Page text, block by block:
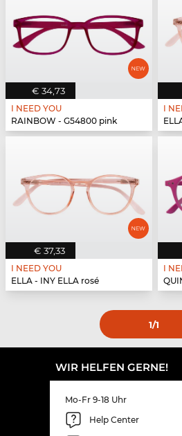
€ 34,73
I NEED YOU
RAINBOW - G54800 pink
I
€ 37,33
I NEED YOU
ELLA - INY ELLA rosé
I
1/1
WIR HELFEN GERNE!
Mo-Fr 9-18 Uhr
Help Center